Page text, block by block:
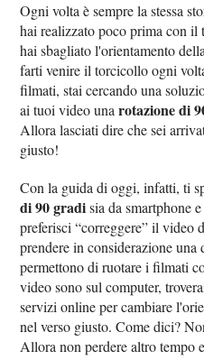
Ogni volta è sempre la stessa
hai realizzato poco prima con il
hai sbagliato l'orientamento
farti venire il torcicollo ogni
filmati, stai cercando una
ai tuoi video unarotazione di
Allora lasciati dire che sei
giusto!
Con la guida di oggi, infatti, ti
di 90 gradisia da smartphone
preferisci “correggere” il video
prendere in considerazione
permettono di ruotare i filmati
video sono sul computer,
servizi online per cambiare
nel verso giusto. Come dici?
Allora non perdere altro tempo